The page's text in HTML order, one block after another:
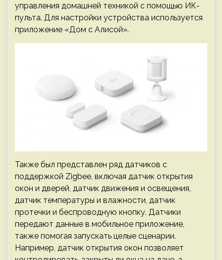
управления домашней техникой с помощью ИК-
пульта. Для настройки устройства используется
приложение «Дом с Алисой».
Также был представлен ряд датчиков с
поддержкой Zigbee, включая датчик открытия
окон и дверей, датчик движения и освещения,
датчик температуры и влажности, датчик
протечки и беспроводную кнопку. Датчики
передают данные в мобильное приложение,
также помогая запускать целые сценарии.
Например, датчик открытия окон позволяет